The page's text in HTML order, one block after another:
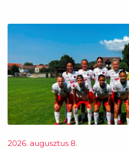
2026. augusztus 8.